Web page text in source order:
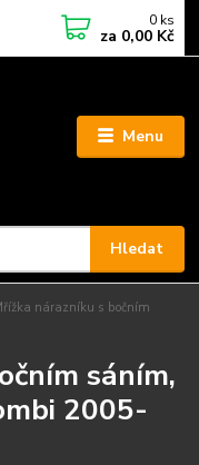
Menu
Hledat
0 ks
za 0,00 Kč
nárazníku s bočním
sáním,
2005-